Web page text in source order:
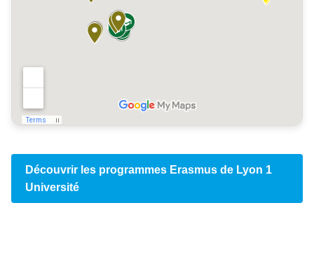
Découvrir les programmes Erasmus de Lyon 1
Université